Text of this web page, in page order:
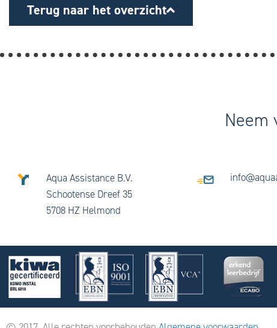
Terug naar het overzicht
Neem
Aqua Assistance B.V.
Schootense Dreef 35
5708 HZ Helmond